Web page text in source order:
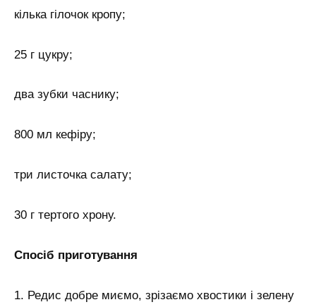
кілька гілочок кропу;
25 г цукру;
два зубки часнику;
800 мл кефіру;
три листочка салату;
30 г тертого хрону.
Спосіб приготування
1. Редис добре миємо, зрізаємо хвостики і зелену